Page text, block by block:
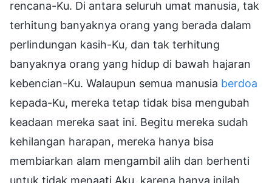
rencana-Ku. Di antara seluruh umat manusia, tak
terhitung banyaknya orang yang berada dalam
perlindungan kasih-Ku, dan tak terhitung
banyaknya orang yang hidup di bawah hajaran
kebencian-Ku. Walaupun semua manusia berdoa
kepada-Ku, mereka tetap tidak bisa mengubah
keadaan mereka saat ini. Begitu mereka sudah
kehilangan harapan, mereka hanya bisa
membiarkan alam mengambil alih dan berhenti
untuk tidak menaati Aku, karena hanya inilah